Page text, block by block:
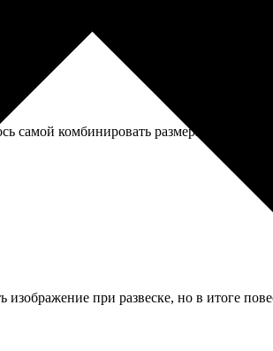
самой комбинировать размеры, чтобы
при развеске, но в итоге